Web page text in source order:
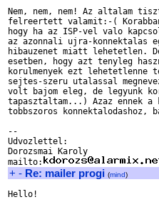
Nem, nem, nem! Az altalam
felreertett valamit:-(
hogy ha az ISP-vel valo
az azonnali ujra-konnektalas
hibauzenet miatt lehetetlen.
esetben, hogy azt tenyleg
korulmenyek ezt
sejtes-szeru utalassal
volt bajom eleg, de legyunk
tapasztaltam...) Azaz ennek a
tobbszoros
--
Udvozlettel:
Dorozsmai Karoly
mailto:
+ - Re: mailer progi (mind)
Hello!